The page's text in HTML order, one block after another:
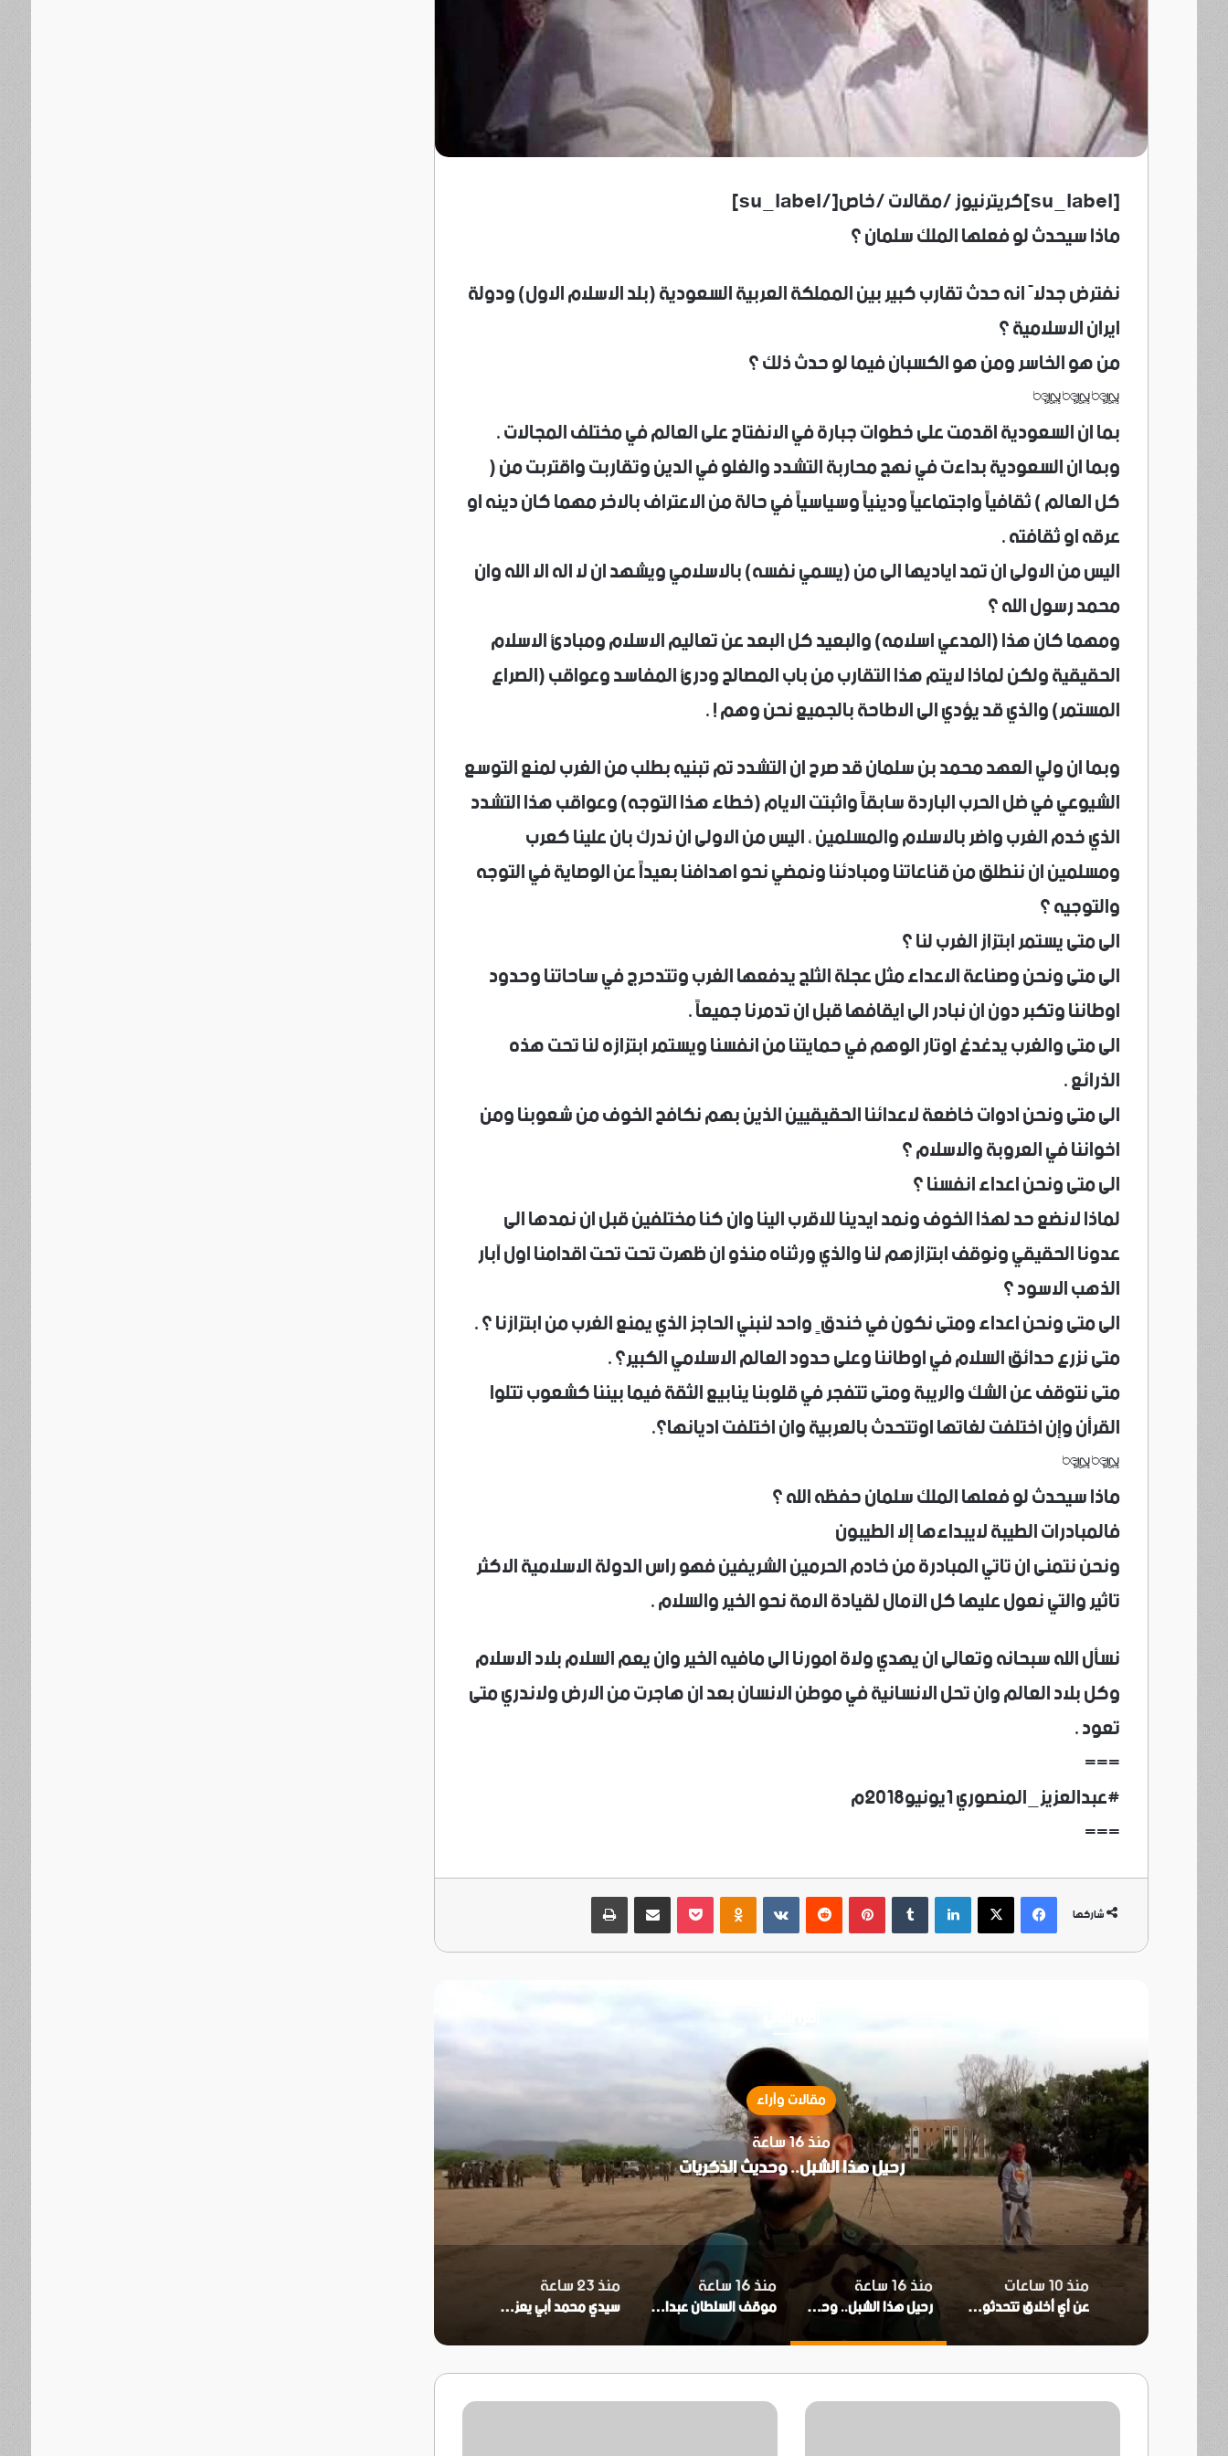
[su_label]كريترنيوز /مقالات /خاص[/su_label]
ماذا سيحدث لو فعلها الملك سلمان ؟
نفترض جدلاً انه حدث تقارب كبير بين المملكة العربية السعودية (بلد الاسلام الاول) ودولة
ايران الاسلامية ؟
من هو الخاسر ومن هو الكسبان فيما لو حدث ذلك ؟
***
بما ان السعودية اقدمت على خطوات جبارة في الانفتاح على العالم في مختلف المجالات .
وبما ان السعودية بداءت في نهج محاربة التشدد والغلو في الدين وتقاربت واقتربت من (
كل العالم ) ثقافياً واجتماعياً ودينياً وسياسياً في حالة من الاعتراف بالاخر مهما كان دينه او
عرقه او ثقافته .
اليس من الاولى ان تمد اياديها الى من (يسمي نفسه) بالاسلامي ويشهد ان لا اله الا الله وان
محمد رسول الله ؟
ومهما كان هذا (المدعي اسلامه) والبعيد كل البعد عن تعاليم الاسلام ومبادئ الاسلام
الحقيقية ولكن لماذا لايتم هذا التقارب من باب المصالح ودرئ المفاسد وعواقب (الصراع
المستمر) والذي قد يؤدي الى الاطاحة بالجميع نحن وهم ! .
وبما ان ولي العهد محمد بن سلمان قد صرح ان التشدد تم تبنيه بطلب من الغرب لمنع التوسع
الشيوعي في ضل الحرب الباردة سابقاً واثبتت الايام (خطاء هذا التوجه) وعواقب هذا التشدد
الذي خدم الغرب واضر بالاسلام والمسلمين ، اليس من الاولى ان ندرك بان علينا كعرب
ومسلمين ان ننطلق من قناعاتنا ومبادئنا ونمضي نحو اهدافنا بعيداً عن الوصاية في التوجه
والتوجيه ؟
الى متى يستمر ابتزاز الغرب لنا ؟
الى متى ونحن وصناعة الاعداء مثل عجلة الثلج يدفعها الغرب وتتدحرج في ساحاتنا وحدود
اوطاننا وتكبر دون ان نبادر الى ايقافها قبل ان تدمرنا جميعاً .
الى متى والغرب يدغدغ اوتار الوهم في حمايتنا من انفسنا ويستمر ابتزازه لنا تحت هذه
الذرائع .
الى متى ونحن ادوات خاضعة لاعدائنا الحقيقيين الذين بهم نكافح الخوف من شعوبنا ومن
اخواننا في العروبة والاسلام ؟
الى متى ونحن اعداء انفسنا ؟
لماذا لانضع حد لهذا الخوف ونمد ايدينا للاقرب الينا وان كنا مختلفين قبل ان نمدها الى
عدونا الحقيقي ونوقف ابتزازهم لنا والذي ورثناه منذو ان ظهرت تحت تحت اقدامنا اول آبار
الذهب الاسود ؟
الى متى ونحن اعداء ومتى نكون في خندقٍ واحد لنبني الحاجز الذي يمنع الغرب من ابتزازنا ؟ .
متى نزرع حدائق السلام في اوطاننا وعلى حدود العالم الاسلامي الكبير؟ .
متى نتوقف عن الشك والريبة ومتى تتفجر في قلوبنا ينابيع الثقة فيما بيننا كشعوب تتلوا
القرأن وإن اختلفت لغاتها اوتتحدث بالعربية وان اختلفت اديانها؟.
**
ماذا سيحدث لو فعلها الملك سلمان حفظه الله ؟
فالمبادرات الطيبة لايبداءها إلا الطيبون
ونحن نتمنى ان تاتي المبادرة من خادم الحرمين الشريفين فهو راس الدولة الاسلامية الاكثر
تاثير والتي نعول عليها كل الآمال لقيادة الامة نحو الخير والسلام .
نسأل الله سبحانه وتعالى ان يهدي ولاة امورنا الى مافيه الخير وان يعم السلام بلاد الاسلام
وكل بلاد العالم وان تحل الانسانية في موطن الانسان بعد ان هاجرت من الارض ولاندري متى
تعود .
===
#عبدالعزيز_المنصوري ١يونيو٢٠١٨م
===
شاركها فيسبوك
‫X لينكدإن
‏Tumblr بينتيريست
‏Reddit
‏VKontakte
Odnoklassniki
‫Pocketمشاركة عبر البريد طباعة
مقالات وآراء
منذ 16 ساعة
رحيل هذا الشبل.. وحديث الذكريات موقف السلطان عبدالحميد الثاني من
منذ 10 ساعات
​عن أي أخلاق تتحدثون ودماء أبطالنا لم تجف
منذ 16 ساعة
رحيل هذا الشبل.. وحديث الذكريات
منذ 16 ساعة
موقف السلطان عبدالحميد الثاني من عروض اليهود لشراء فلسطين
منذ 23 ساعة
سيدي محمد أبي يعزى ويهدى آل الأساوي البكري.. قطب زاوية آسا وأحد أعلام الجنوب المغربي في القرن السابع الهجري
اكاديمي إعلان